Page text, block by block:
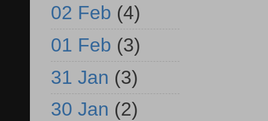
02 Feb (4)
01 Feb (3)
31 Jan (3)
30 Jan (2)